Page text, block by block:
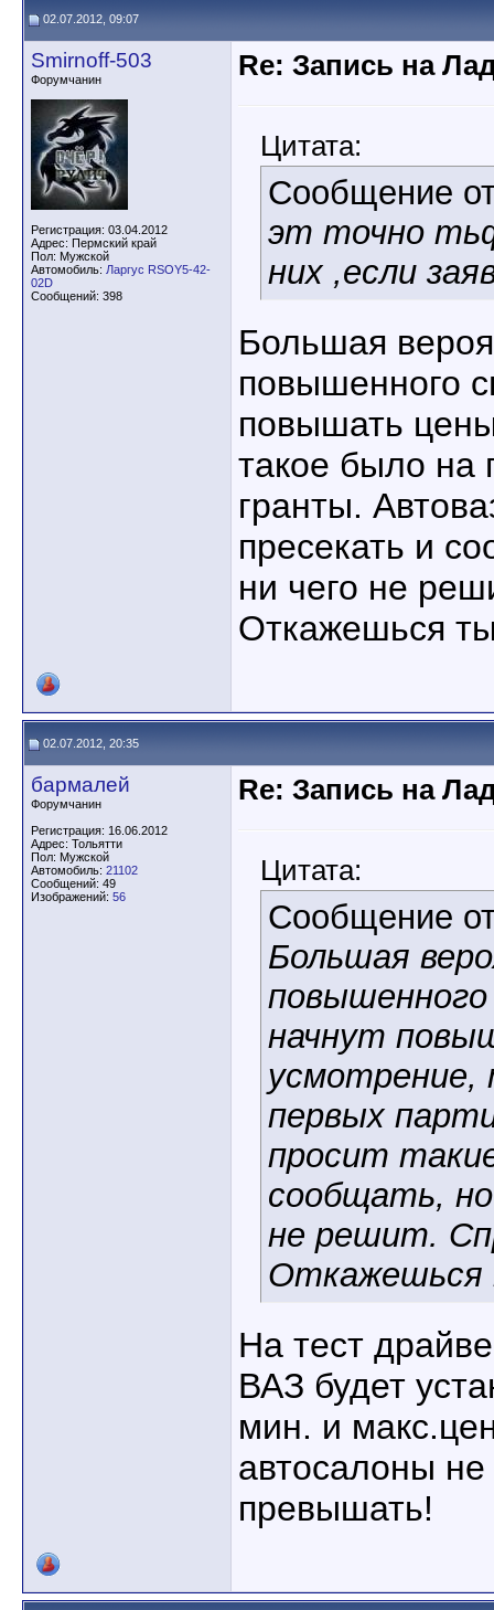
02.07.2012, 09:07
Smirnoff-503
Форумчанин
Регистрация: 03.04.2012
Адрес: Пермский край
Пол: Мужской
Автомобиль: Ларгус RSOY5-42-
02D
Сообщений: 398
Re: Запись на
Цитата:
Сообщение
эт точно
них ,если
Большая
повышенного
повышать
такое было на
гранты.
пресекать и
ни чего не
Откажешься
02.07.2012, 20:35
бармалей
Форумчанин
Регистрация: 16.06.2012
Адрес: Тольятти
Пол: Мужской
Автомобиль: 21102
Сообщений: 49
Изображений: 56
Re: Запись на
Цитата:
Сообщение
Большая
начнут
усмотрение,
первых
просит
сообщать,
не решит.
Откажешься
На тест
ВАЗ будет
мин. и
автосалоны
превышать!